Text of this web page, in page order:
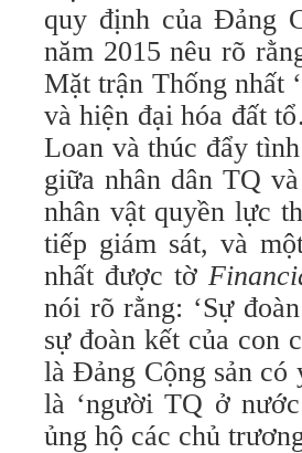
quy định của Đảng
năm 2015 nêu rõ
Mặt trận Thống nhất
và hiện đại hóa đất
Loan và thúc đẩy
giữa nhân dân TQ
nhân vật quyền lực
tiếp giám sát, và
nhất được tờ
nói rõ rằng: ‘Sự
sự đoàn kết của con
là Đảng Cộng sản có
là ‘người TQ ở nước
ủng hộ các chủ